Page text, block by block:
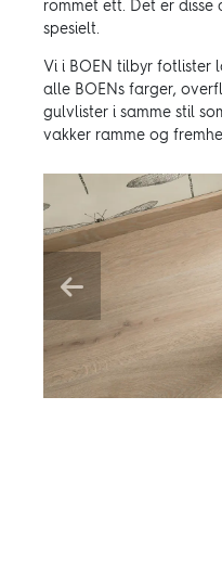
rommet ett. Det er disse
spesielt.
Vi i BOEN tilbyr fotlister
alle BOENs farger,
gulvlister i samme stil
vakker ramme og
Previous